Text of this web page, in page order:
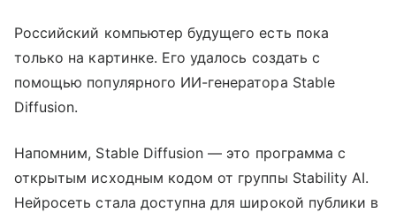
Российский компьютер будущего есть пока
только на картинке. Его удалось создать с
помощью популярного ИИ-генератора Stable
Diffusion.
Напомним, Stable Diffusion— это программа с
открытым исходным кодом от группы Stability AI.
Нейросеть стала доступна для широкой публики в